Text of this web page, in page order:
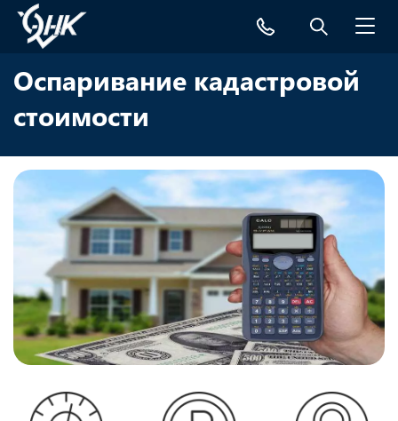
Оспаривание кадастровой
стоимости